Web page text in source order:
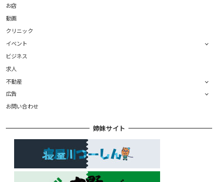
お店
動画
クリニック
イベント
ビジネス
求人
不動産
広告
お問い合わせ
姉妹サイト